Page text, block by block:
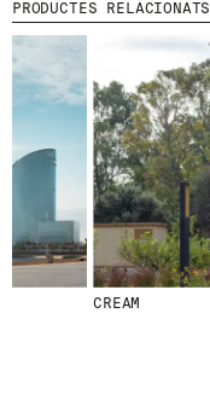
PRODUCTES RELACIONATS
CREAM